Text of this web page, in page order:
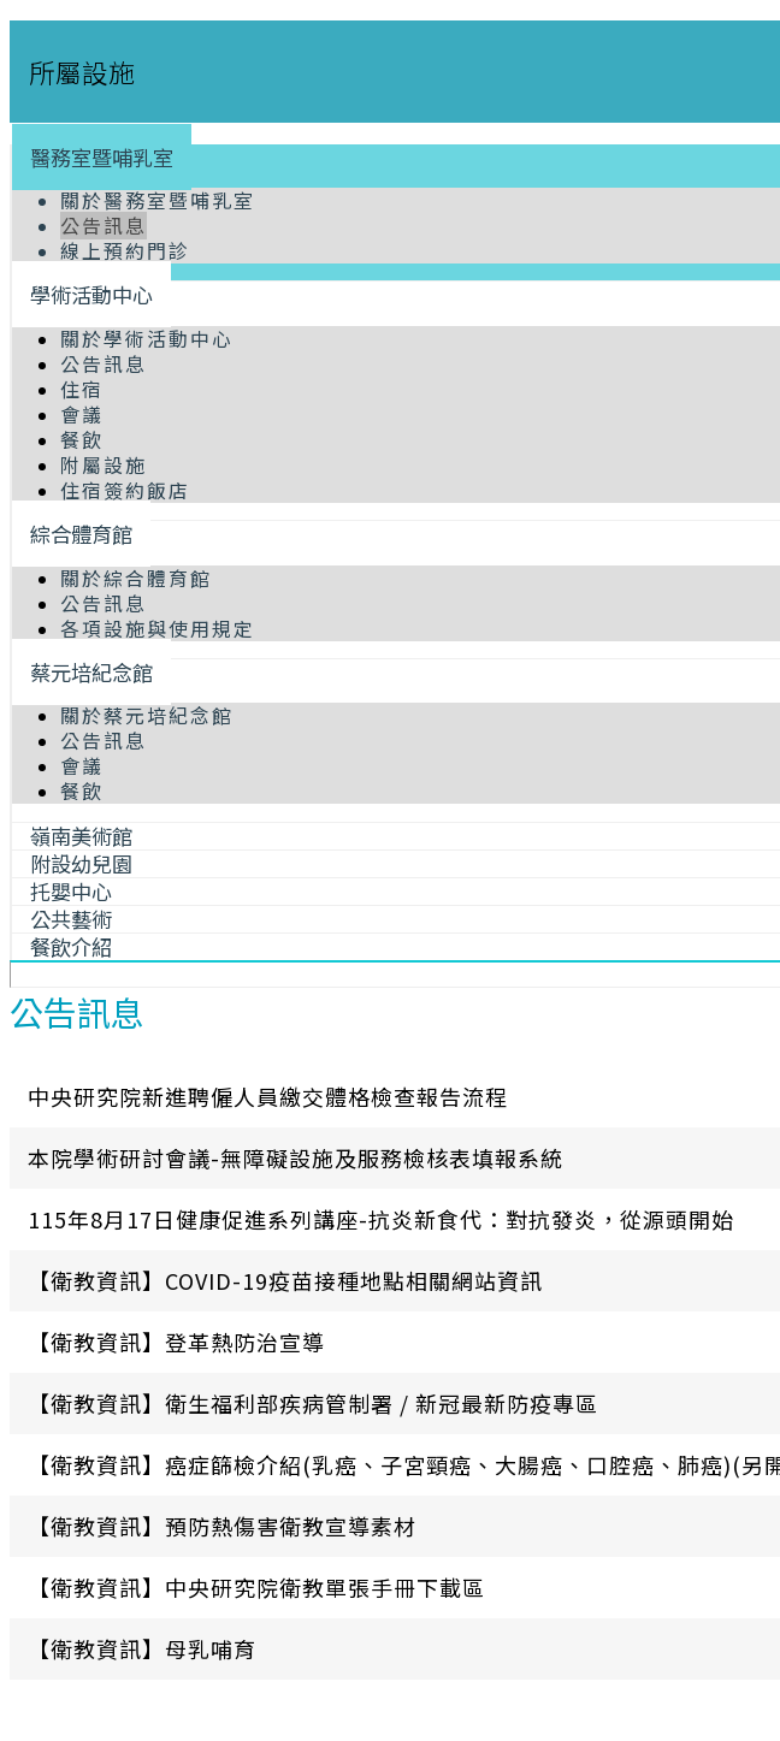
所屬設施
醫務室暨哺乳室
關於醫務室暨哺乳室
公告訊息
線上預約門診
學術活動中心
關於學術活動中心
公告訊息
住宿
會議
餐飲
附屬設施
住宿簽約飯店
綜合體育館
關於綜合體育館
公告訊息
各項設施與使用規定
蔡元培紀念館
關於蔡元培紀念館
公告訊息
會議
餐飲
嶺南美術館
附設幼兒園
托嬰中心
公共藝術
餐飲介紹
公告訊息
中央研究院新進聘僱人員繳交體格檢查報告流程
本院學術研討會議-無障礙設施及服務檢核表填報系統
115年8月17日健康促進系列講座-抗炎新食代：對抗發炎，從源頭開始
【衛教資訊】COVID-19疫苗接種地點相關網站資訊
【衛教資訊】登革熱防治宣導
【衛教資訊】衛生福利部疾病管制署 / 新冠最新防疫專區
【衛教資訊】癌症篩檢介紹(乳癌、子宮頸癌、大腸癌、口腔癌、肺癌)(另
【衛教資訊】預防熱傷害衛教宣導素材
【衛教資訊】中央研究院衛教單張手冊下載區
【衛教資訊】母乳哺育